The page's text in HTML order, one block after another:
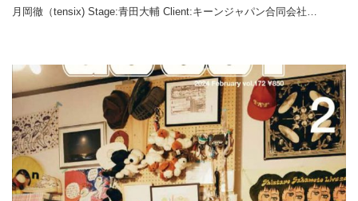
月岡徹（tensix) Stage:青田大輔 Client:キーンジャパン合同会社…